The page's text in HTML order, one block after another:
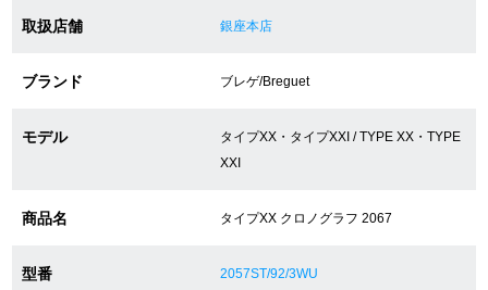
ショップサービス
保証・アフターサービス
店舗受け取りサービス
取扱店舗 銀座本店
ブランド ブレゲ/Breguet
モデル
タイプXX・タイプXXI / TYPE XX・TYPE
XXI
商品名 タイプXX クロノグラフ 2067
型番 2057ST/92/3WU